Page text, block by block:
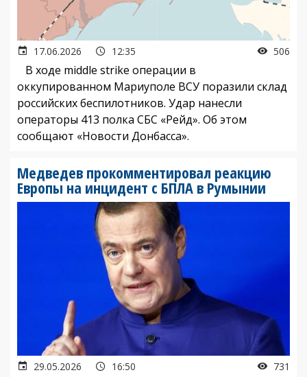
17.06.2026 12:35 506
В ходе middle strike операции в
оккупированном Мариуполе ВСУ поразили склад
российских беспилотников. Удар нанесли
операторы 413 полка СБС «Рейд». Об этом
сообщают «Новости Донбасса».
Медведев прокомментировал реакцию
Европы на инцидент с БПЛА в Румынии
29.05.2026 16:50 731